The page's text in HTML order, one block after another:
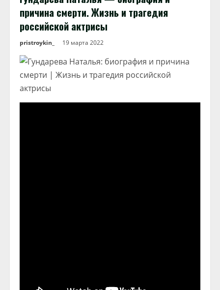
причина смерти. Жизнь и трагедия
российской актрисы
pristroykin_ 19 марта 2022